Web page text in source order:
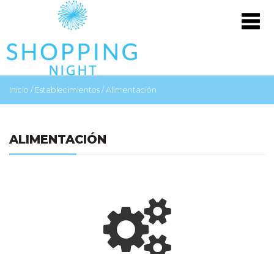
Inicio / Establecimientos / Alimentación
ALIMENTACIÓN